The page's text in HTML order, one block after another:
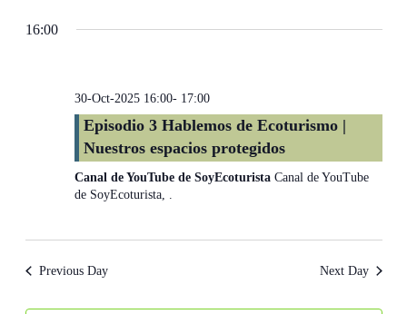
date.
16:00
30-Oct-2025 16:00- 17:00
Episodio 3 Hablemos de Ecoturismo |
Nuestros espacios protegidos
Canal de YouTube de SoyEcoturista Canal de YouTube
de SoyEcoturista, .
Previous Day Next Day